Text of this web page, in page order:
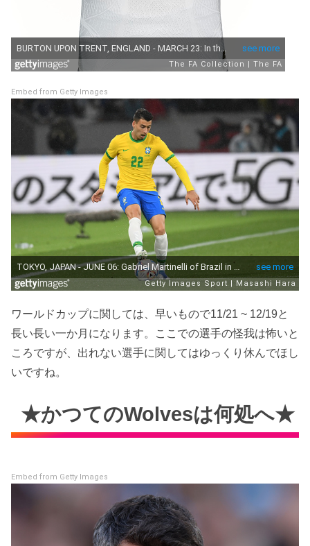
Embed from Getty Images
ワールドカップに関しては、早いもので11/21 ~ 12/19と
長い長い一か月になります。ここでの選手の怪我は怖いと
ころですが、出れない選手に関してはゆっくり休んでほし
いですね。
★かつてのWolvesは何処へ★
Embed from Getty Images